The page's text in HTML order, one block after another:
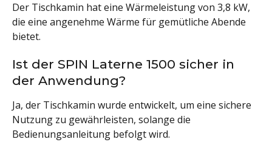
Der Tischkamin hat eine Wärmeleistung von 3,8 kW,
die eine angenehme Wärme für gemütliche Abende
bietet.
Ist der SPIN Laterne 1500 sicher in
der Anwendung?
Ja, der Tischkamin wurde entwickelt, um eine sichere
Nutzung zu gewährleisten, solange die
Bedienungsanleitung befolgt wird.